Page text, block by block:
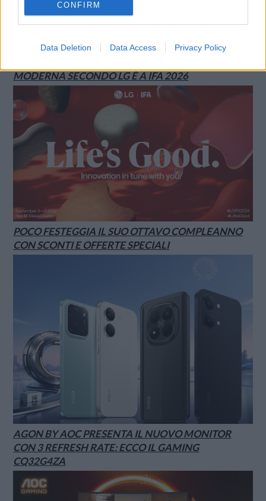
CONFIRM
Data Deletion Data Access Privacy Policy
MODERNA SECONDO LG È A IFA 2026
POCO FESTEGGIA IL SUO OTTAVO COMPLEANNO
CON SCONTI E OFFERTE SPECIALI
AGON BY AOC PRESENTA IL NUOVO MONITOR
CON 3 REFRESH RATE: ECCO IL GAMING
CQ32G4ZA